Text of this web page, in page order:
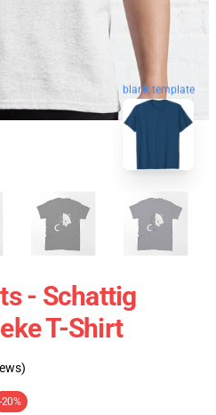
blank template
- Schattig
T-Shirt
-20%